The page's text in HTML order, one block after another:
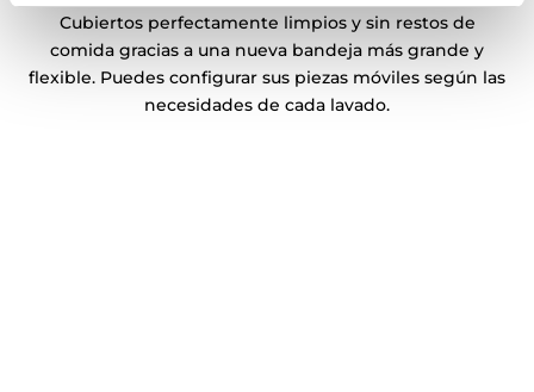
Cubiertos perfectamente limpios y sin restos de
comida gracias a una nueva bandeja más grande y
flexible. Puedes configurar sus piezas móviles según las
necesidades de cada lavado.